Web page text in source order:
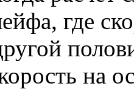
где
на